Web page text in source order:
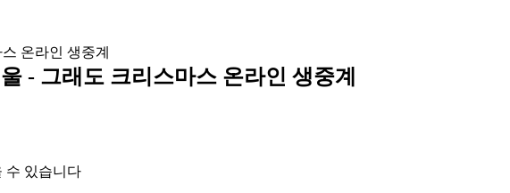
- 그래도 크리스마스 온라인 생중계
수 있습니다